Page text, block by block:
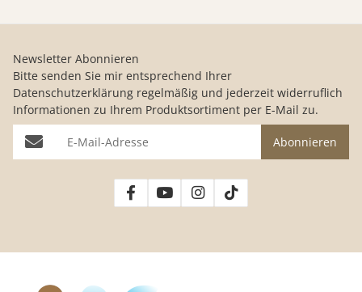
Newsletter Abonnieren
Bitte senden Sie mir entsprechend Ihrer
Datenschutzerklärung regelmäßig und jederzeit widerruflich
Informationen zu Ihrem Produktsortiment per E-Mail zu.
E-Mail-Adresse Abonnieren